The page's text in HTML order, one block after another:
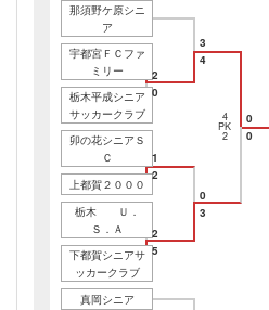
那須野ケ原シニ
ア
3
宇都宮ＦＣファ
ミリー
2
栃木平成シニア
サッカークラブ
0
4
0
PK
4
卯の花シニアＳ
Ｃ
1
上都賀２０００
2
0
栃木 Ｕ．
Ｓ．Ａ
2
下都賀シニアサ
ッカークラブ
5
3
0
2
真岡シニア